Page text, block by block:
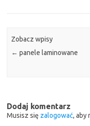
Zobacz wpisy
← panele laminowane
Dodaj komentarz
Musisz się zalogować, aby